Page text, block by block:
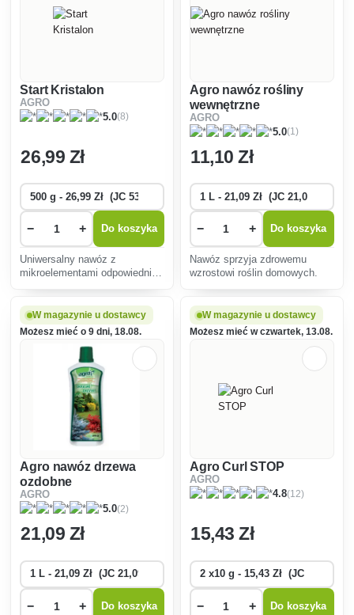
Start Kristalon
AGRO
5.0(8)
26,99 Zł
− + Do koszyka
Uniwersalny nawóz z
mikroelementami odpowiedni
intensywnego wzrostu.
Agro nawóz rośliny
wewnętrzne
AGRO
5.0(1)
11,10 Zł
− + Do koszyka
Nawóz sprzyja zdrowemu
wzrostowi roślin domowych.
W magazynie u dostawcy
Możesz mieć o 9 dni, 18.08.
Agro nawóz drzewa
ozdobne
AGRO
5.0(2)
21,09 Zł
− + Do koszyka
W magazynie u dostawcy
Możesz mieć w czwartek, 13.08.
Agro Curl STOP
AGRO
4.8(12)
15,43 Zł
− + Do koszyka